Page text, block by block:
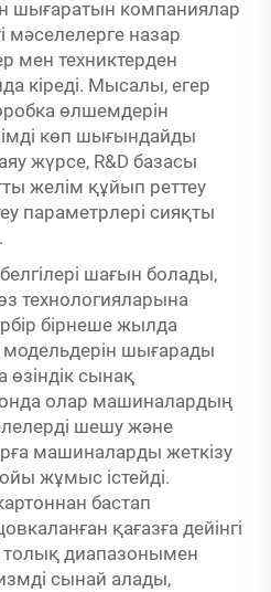
шығаратын компаниялар
мәселелерге назар
мен техниктерден
кіреді. Мысалы, егер
өлшемдерін
көп шығындайды
жүрсе, R&D базасы
желім құйып реттеу
параметрлері сияқты
шағын болады,
технологияларына
бірнеше жылда
шығарады
өзіндік сынақ
онда олар машиналардың
шешу және
машиналарды жеткізу
жұмыс істейді.
бастап
қағазға дейінгі
диапазонымен
сынай алады,